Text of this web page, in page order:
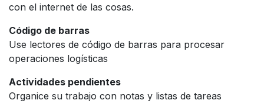
con el internet de las cosas.
Código de barras
Use lectores de código de barras para procesar
operaciones logísticas
Actividades pendientes
Organice su trabajo con notas y listas de tareas